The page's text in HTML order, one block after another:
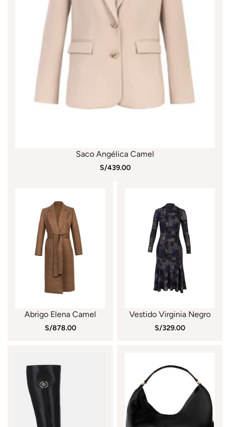
Saco Angélica Camel
S/439.00
Abrigo Elena Camel
S/878.00
Vestido Virginia Negro
S/329.00